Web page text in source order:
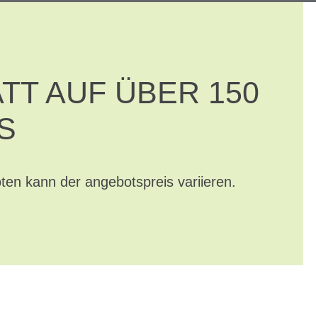
AUF ÜBER 150
kann der angebotspreis variieren.